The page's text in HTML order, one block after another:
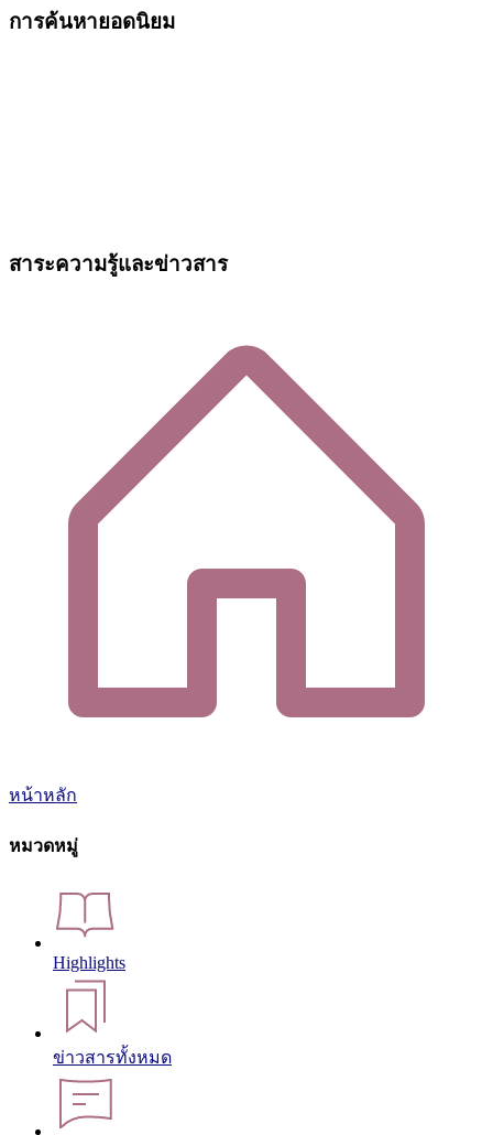
การค้นหายอดนิยม
สาระความรู้และข่าวสาร
หน้าหลัก
หมวดหมู่
Highlights
ข่าวสารทั้งหมด